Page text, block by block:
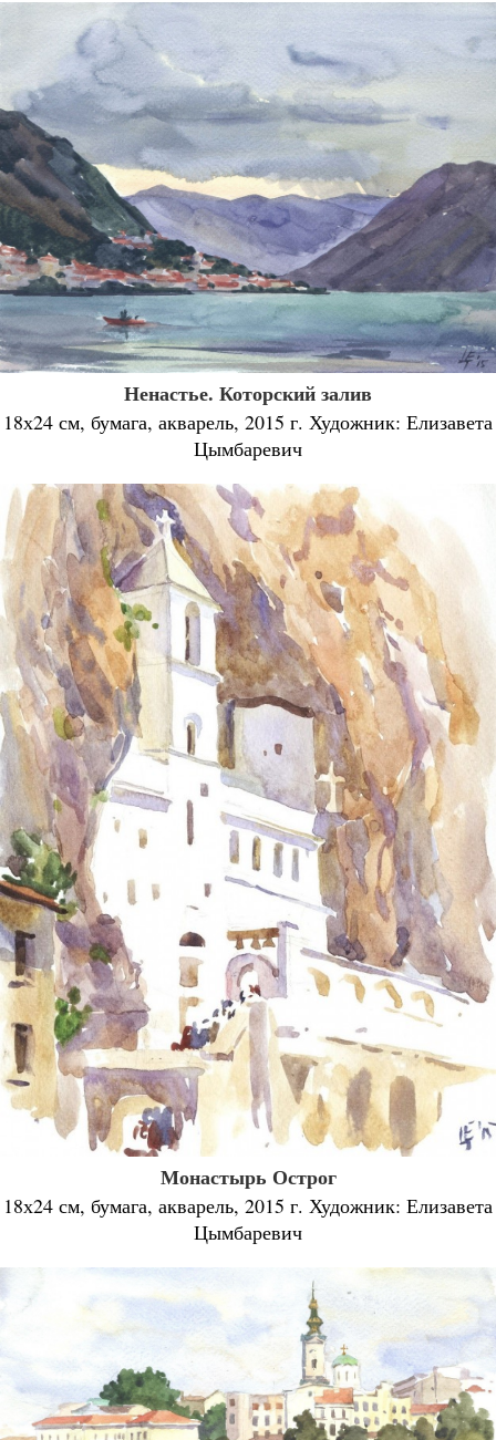
Ненастье. Которский залив
18х24 см, бумага, акварель, 2015 г. Художник: Елизавета
Цымбаревич
Монастырь Острог
18х24 см, бумага, акварель, 2015 г. Художник: Елизавета
Цымбаревич